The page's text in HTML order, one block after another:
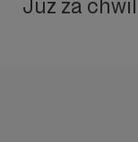
Już za